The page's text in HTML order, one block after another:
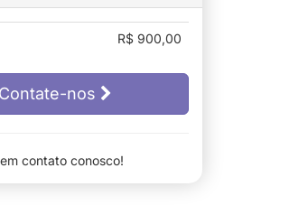
R$ 900,00
nos
contato conosco!